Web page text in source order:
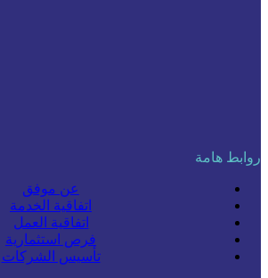
روابط هامة
عن موفق
اتفاقية الخدمة
اتفاقية العمل
فرص استثمارية
تأسيس الشركات